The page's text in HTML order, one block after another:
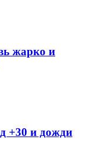
жарко и
+30 и дожди